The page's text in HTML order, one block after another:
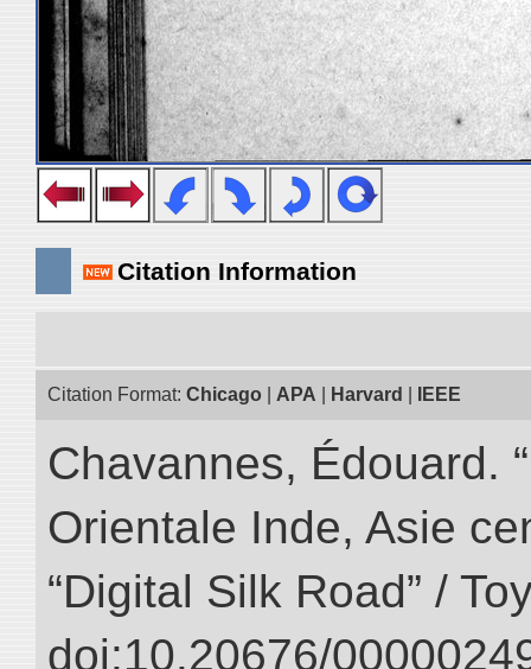
Citation Information
Citation Format: Chicago APA Harvard IEEE
Chavannes, Édouard.
Orientale Inde, Asie
“Digital Silk Road” /
doi:10.20676/